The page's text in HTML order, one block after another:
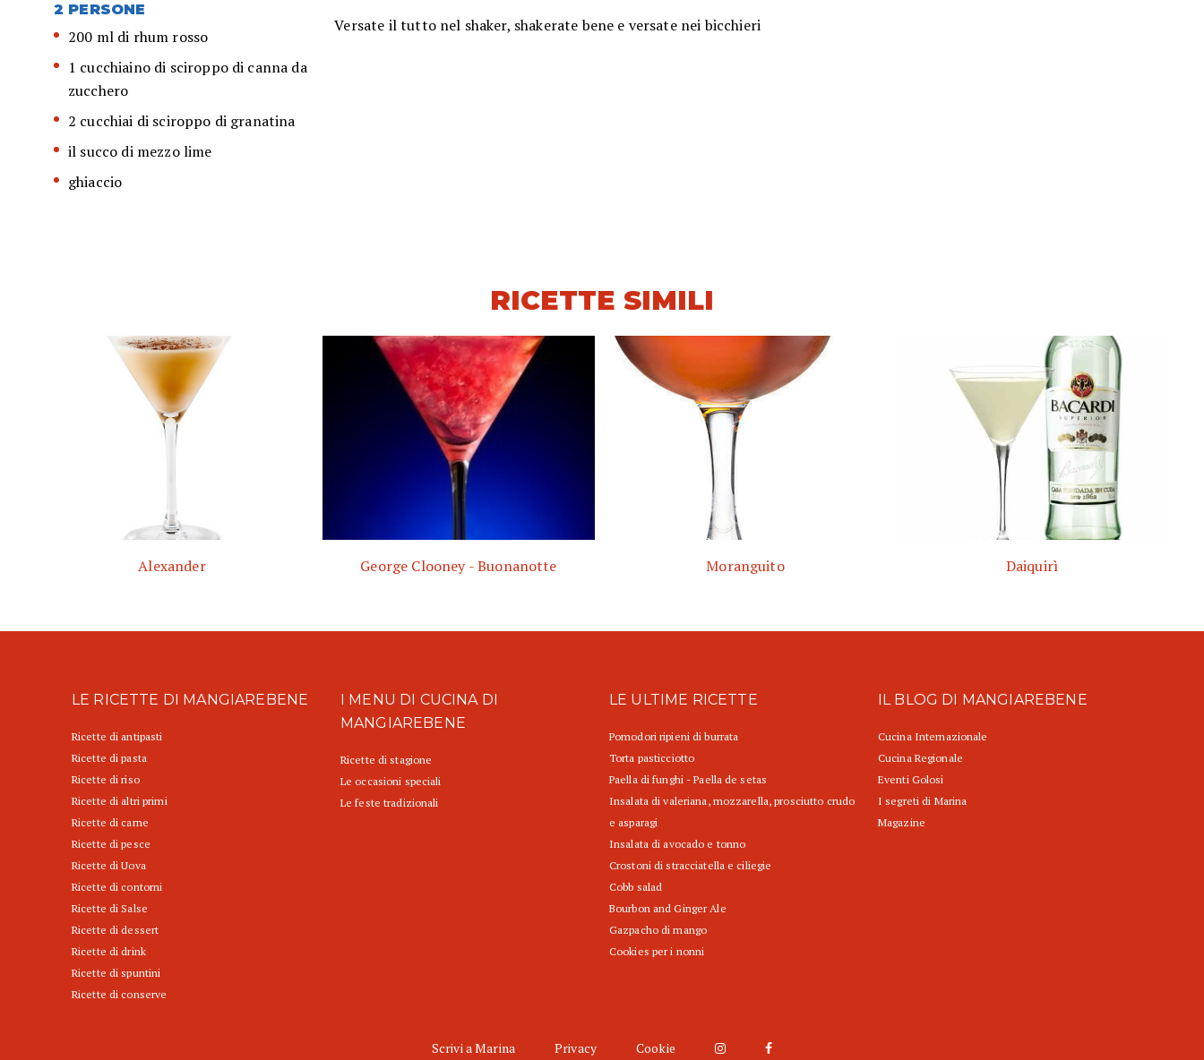
2 PERSONE
200 ml di rhum rosso
1 cucchiaino di sciroppo di canna da
zucchero
2 cucchiai di sciroppo di granatina
il succo di mezzo lime
ghiaccio
Versate il tutto nel shaker, shakerate bene e versate nei bicchieri
RICETTE SIMILI
Alexander George Clooney - Buonanotte Moranguito Daiquirì
LE RICETTE DI MANGIAREBENE
Ricette di antipasti
Ricette di pasta
Ricette di riso
Ricette di altri primi
Ricette di carne
Ricette di pesce
Ricette di Uova
Ricette di contorni
Ricette di Salse
Ricette di dessert
Ricette di drink
Ricette di spuntini
Ricette di conserve
I MENU DI CUCINA DI
MANGIAREBENE
Ricette di stagione
Le occasioni speciali
Le feste tradizionali
LE ULTIME RICETTE
Pomodori ripieni di burrata
Torta pasticciotto
Paella di funghi - Paella de setas
Insalata di valeriana, mozzarella, prosciutto crudo
e asparagi
Insalata di avocado e tonno
Crostoni di stracciatella e ciliegie
Cobb salad
Bourbon and Ginger Ale
Gazpacho di mango
Cookies per i nonni
IL BLOG DI MANGIAREBENE
Cucina Internazionale
Cucina Regionale
Eventi Golosi
I segreti di Marina
Magazine
Scrivi a Marina Privacy Cookie